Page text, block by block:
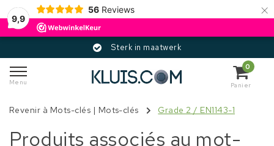
9,9
56 Reviews ×
Sterk in maatwerk
Menu
0
Panier
Revenir à Mots-clés | Mots-clés Grade 2 / EN1143-1
Produits associés au mot-